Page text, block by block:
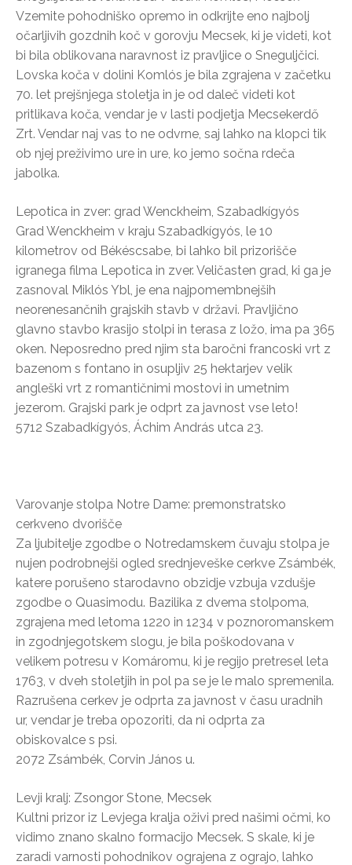
Vzemite pohodniško opremo in odkrijte eno najbolj
očarljivih gozdnih koč v gorovju Mecsek, ki je videti, kot
bi bila oblikovana naravnost iz pravljice o Sneguljčici.
Lovska koča v dolini Komlós je bila zgrajena v začetku
70. let prejšnjega stoletja in je od daleč videti kot
pritlikava koča, vendar je v lasti podjetja Mecsekerdő
Zrt. Vendar naj vas to ne odvrne, saj lahko na klopci tik
ob njej preživimo ure in ure, ko jemo sočna rdeča
jabolka.
Lepotica in zver: grad Wenckheim, Szabadkígyós
Grad Wenckheim v kraju Szabadkígyós, le 10
kilometrov od Békéscsabe, bi lahko bil prizorišče
igranega filma Lepotica in zver. Veličasten grad, ki ga je
zasnoval Miklós Ybl, je ena najpomembnejših
neorenesančnih grajskih stavb v državi. Pravljično
glavno stavbo krasijo stolpi in terasa z ložo, ima pa 365
oken. Neposredno pred njim sta baročni francoski vrt z
bazenom s fontano in osupljiv 25 hektarjev velik
angleški vrt z romantičnimi mostovi in umetnim
jezerom. Grajski park je odprt za javnost vse leto!
5712 Szabadkígyós, Áchim András utca 23.
Varovanje stolpa Notre Dame: premonstratsko
cerkveno dvorišče
Za ljubitelje zgodbe o Notredamskem čuvaju stolpa je
nujen podrobnejši ogled srednjeveške cerkve Zsámbék,
katere porušeno starodavno obzidje vzbuja vzdušje
zgodbe o Quasimodu. Bazilika z dvema stolpoma,
zgrajena med letoma 1220 in 1234 v poznoromanskem
in zgodnjegotskem slogu, je bila poškodovana v
velikem potresu v Komáromu, ki je regijo pretresel leta
1763, v dveh stoletjih in pol pa se je le malo spremenila.
Razrušena cerkev je odprta za javnost v času uradnih
ur, vendar je treba opozoriti, da ni odprta za
obiskovalce s psi.
2072 Zsámbék, Corvin János u.
Levji kralj: Zsongor Stone, Mecsek
Kultni prizor iz Levjega kralja oživi pred našimi očmi, ko
vidimo znano skalno formacijo Mecsek. S skale, ki je
zaradi varnosti pohodnikov ograjena z ograjo, lahko